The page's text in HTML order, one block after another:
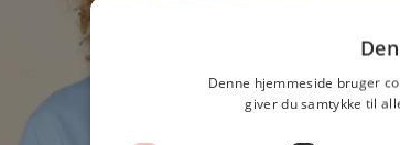
Denne hjemmeside bruger
giver du samtykke til